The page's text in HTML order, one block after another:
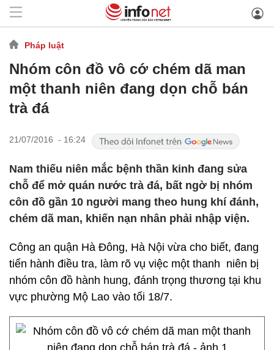
Pháp luật
Nhóm côn đồ vô cớ chém dã man
một thanh niên đang dọn chỗ bán
trà đá
21/07/2016 - 16:24
Nam thiếu niên mắc bệnh thần kinh đang sửa
chỗ để mở quán nước trà đá, bất ngờ bị nhóm
côn đồ gần 10 người mang theo hung khí đánh,
chém dã man, khiến nạn nhân phải nhập viện.
Công an quận Hà Đông, Hà Nội vừa cho biết, đang
tiến hành điều tra, làm rõ vụ việc một thanh niên bị
nhóm côn đồ hành hung, đánh trọng thương tại khu
vực phường Mộ Lao vào tối 18/7.